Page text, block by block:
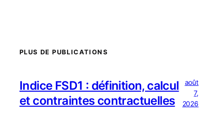
PLUS DE PUBLICATIONS
Indice FSD1 : définition, calcul
et contraintes contractuelles
août
7,
2026